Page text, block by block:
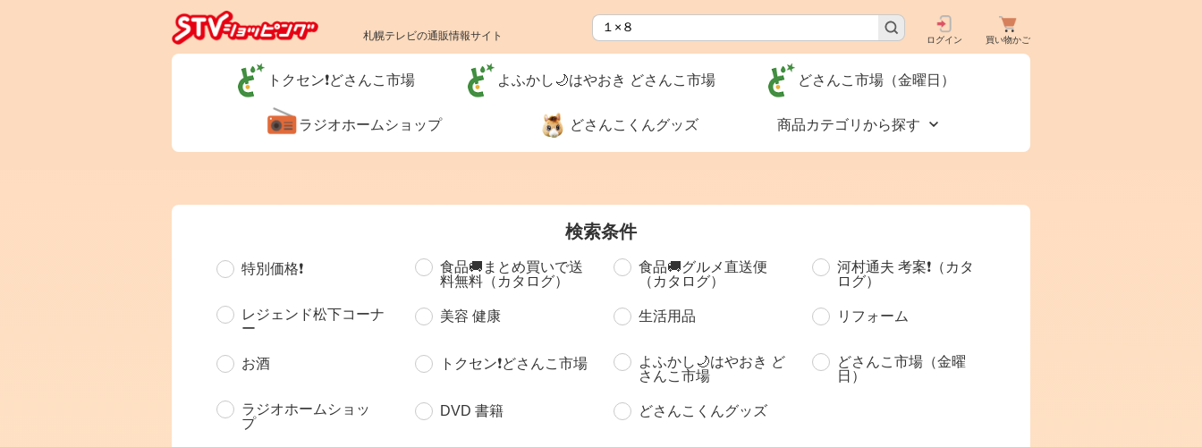
札幌テレビの通販情報サイト ログイン 買い物かご
トクセン❗どさんこ市場 よふかし🌙はやおき どさんこ市場 どさんこ市場（金曜日）
ラジオホームショップ どさんこくんグッズ 商品カテゴリから探す
特別価格❗
食品🚚まとめ買いで
送料無料（カタロ
グ）
食品🚚グルメ直送便
（カタログ）
河村通夫 考案❗（カタ
レジェンド松下コー
リフォーム
検索条件
特別価格❗
食品🚚まとめ買いで送
料無料（カタログ）
食品🚚グルメ直送便
（カタログ）
河村通夫 考案❗（カタ
ログ）
レジェンド松下コーナ
ー
美容 健康 生活用品 リフォーム
お酒 トクセン❗どさんこ市場
よふかし🌙はやおき ど
さんこ市場
どさんこ市場（金曜
日）
ラジオホームショッ
プ
DVD 書籍 どさんこくんグッズ